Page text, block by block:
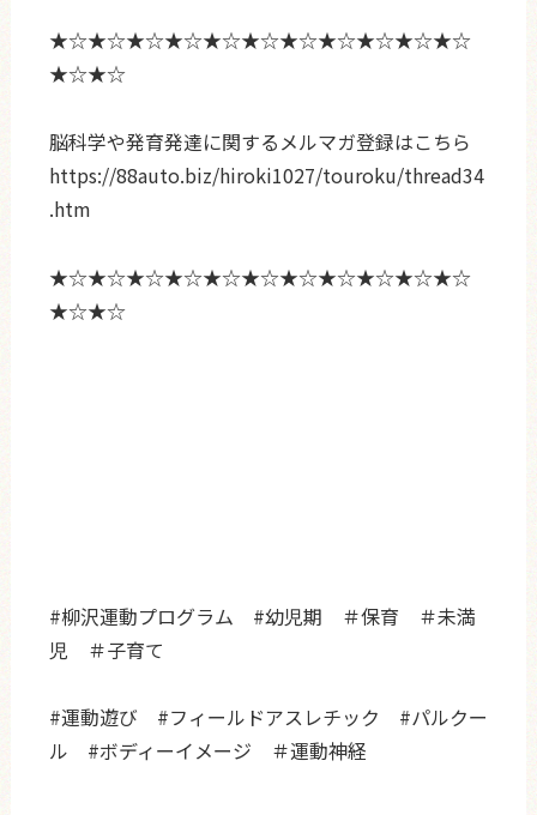
★☆★☆★☆★☆★☆★☆★☆★☆★☆★☆★☆
★☆★☆
脳科学や発育発達に関するメルマガ登録はこちら
https://88auto.biz/hiroki1027/touroku/thread34
.htm
★☆★☆★☆★☆★☆★☆★☆★☆★☆★☆★☆
★☆★☆
#柳沢運動プログラム #幼児期 ＃保育
＃未満
児
＃子育て
#運動遊び #フィールドアスレチック
#パルクー
ル
#ボディーイメージ ＃運動神経